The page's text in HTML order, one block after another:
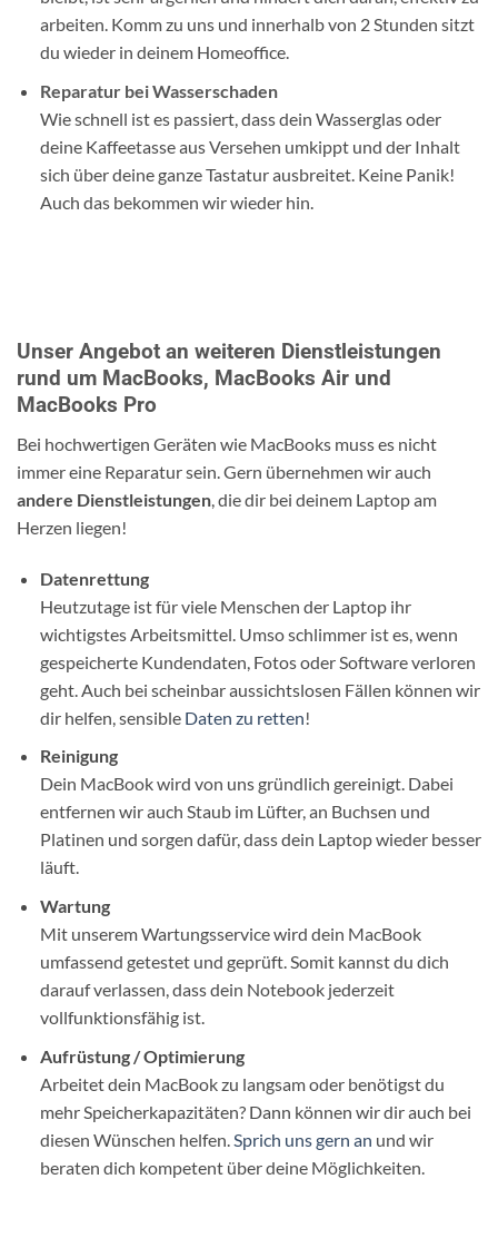
arbeiten. Komm zu uns und innerhalb von 2 Stunden sitzt
du wieder in deinem Homeoffice.
Reparatur bei Wasserschaden
Wie schnell ist es passiert, dass dein Wasserglas oder
deine Kaffeetasse aus Versehen umkippt und der Inhalt
sich über deine ganze Tastatur ausbreitet. Keine Panik!
Auch das bekommen wir wieder hin.
Unser Angebot an weiteren Dienstleistungen
rund um MacBooks, MacBooks Air und
MacBooks Pro
Bei hochwertigen Geräten wie MacBooks muss es nicht
immer eine Reparatur sein. Gern übernehmen wir auch
andere Dienstleistungen, die dir bei deinem Laptop am
Herzen liegen!
Datenrettung
Heutzutage ist für viele Menschen der Laptop ihr
wichtigstes Arbeitsmittel. Umso schlimmer ist es, wenn
gespeicherte Kundendaten, Fotos oder Software verloren
geht. Auch bei scheinbar aussichtslosen Fällen können wir
dir helfen, sensible Daten zu retten!
Reinigung
Dein MacBook wird von uns gründlich gereinigt. Dabei
entfernen wir auch Staub im Lüfter, an Buchsen und
Platinen und sorgen dafür, dass dein Laptop wieder besser
läuft.
Wartung
Mit unserem Wartungsservice wird dein MacBook
umfassend getestet und geprüft. Somit kannst du dich
darauf verlassen, dass dein Notebook jederzeit
vollfunktionsfähig ist.
Aufrüstung / Optimierung
Arbeitet dein MacBook zu langsam oder benötigst du
mehr Speicherkapazitäten? Dann können wir dir auch bei
diesen Wünschen helfen. Sprich uns gern an und wir
beraten dich kompetent über deine Möglichkeiten.